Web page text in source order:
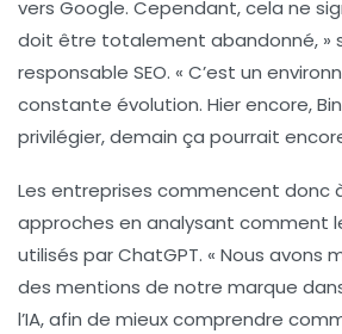
vers Google. Cependant, cela ne
doit être totalement abandonné, »
responsable SEO. « C’est un
constante évolution. Hier encore,
privilégier, demain ça pourrait
Les entreprises commencent donc
approches en analysant comment
utilisés par ChatGPT. « Nous avons
des mentions de notre marque
l’IA, afin de mieux comprendre